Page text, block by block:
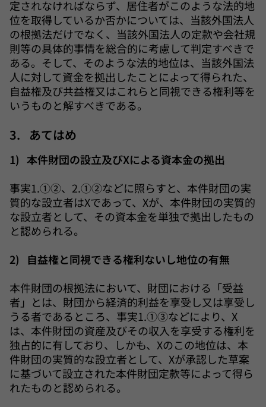
定されなければならず、居住者がこのような法的地
位を取得しているか否かについては、当該外国法人
の根拠法だけでなく、当該外国法人の定款や会社規
則等の具体的事情を総合的に考慮して判定すべきで
ある。そして、そのような法的地位は、当該外国法
人に対して資金を拠出したことによって得られた、
自益権及び共益権又はこれらと同視できる権利等を
いうものと解すべきである。
3. あてはめ
1) 本件財団の設立及びXによる資本金の拠出
事実1.①②、2.①②などに照らすと、本件財団の実
質的な設立者はXであって、Xが、本件財団の実質的
な設立者として、その資本金を単独で拠出したもの
と認められる。
2) 自益権と同視できる権利ないし地位の有無
本件財団の根拠法において、財団における「受益
者」とは、財団から経済的利益を享受し又は享受し
うる者であるところ、事実1.①③などにより、X
は、本件財団の資産及びその収入を享受する権利を
独占的に有しており、しかも、Xのこの地位は、本
件財団の実質的な設立者として、Xが承認した草案
に基づいて設立された本件財団定款等によって得ら
れたものと認められる。